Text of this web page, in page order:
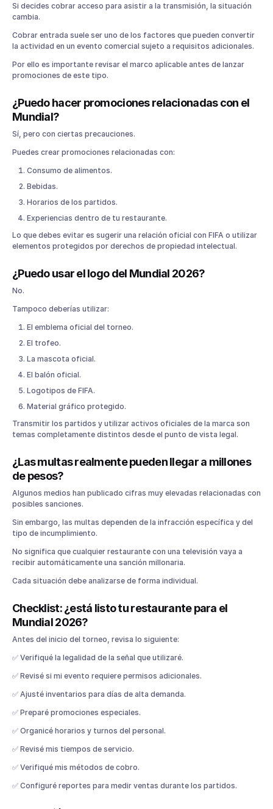
Si decides cobrar acceso para asistir a la transmisión, la situación
cambia.
Cobrar entrada suele ser uno de los factores que pueden convertir
la actividad en un evento comercial sujeto a requisitos adicionales.
Por ello es importante revisar el marco aplicable antes de lanzar
promociones de este tipo.
¿Puedo hacer promociones relacionadas con el
Mundial?
Sí, pero con ciertas precauciones.
Puedes crear promociones relacionadas con:
Consumo de alimentos.
Bebidas.
Horarios de los partidos.
Experiencias dentro de tu restaurante.
Lo que debes evitar es sugerir una relación oficial con FIFA o utilizar
elementos protegidos por derechos de propiedad intelectual.
¿Puedo usar el logo del Mundial 2026?
No.
Tampoco deberías utilizar:
El emblema oficial del torneo.
El trofeo.
La mascota oficial.
El balón oficial.
Logotipos de FIFA.
Material gráfico protegido.
Transmitir los partidos y utilizar activos oficiales de la marca son
temas completamente distintos desde el punto de vista legal.
¿Las multas realmente pueden llegar a millones
de pesos?
Algunos medios han publicado cifras muy elevadas relacionadas con
posibles sanciones.
Sin embargo, las multas dependen de la infracción específica y del
tipo de incumplimiento.
No significa que cualquier restaurante con una televisión vaya a
recibir automáticamente una sanción millonaria.
Cada situación debe analizarse de forma individual.
Checklist: ¿está listo tu restaurante para el
Mundial 2026?
Antes del inicio del torneo, revisa lo siguiente:
✅ Verifiqué la legalidad de la señal que utilizaré.
✅ Revisé si mi evento requiere permisos adicionales.
✅ Ajusté inventarios para días de alta demanda.
✅ Preparé promociones especiales.
✅ Organicé horarios y turnos del personal.
✅ Revisé mis tiempos de servicio.
✅ Verifiqué mis métodos de cobro.
✅ Configuré reportes para medir ventas durante los partidos.